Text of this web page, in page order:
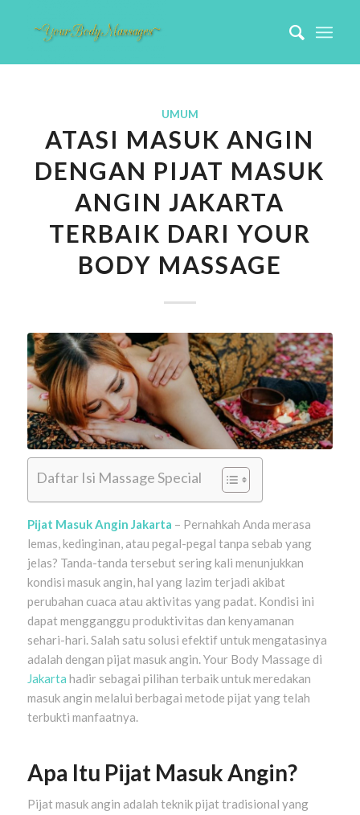
UMUM
ATASI MASUK ANGIN
DENGAN PIJAT MASUK
ANGIN JAKARTA
TERBAIK DARI YOUR
BODY MASSAGE
Daftar Isi Massage Special
Pijat Masuk Angin Jakarta – Pernahkah Anda merasa
lemas, kedinginan, atau pegal-pegal tanpa sebab yang
jelas? Tanda-tanda tersebut sering kali menunjukkan
kondisi masuk angin, hal yang lazim terjadi akibat
perubahan cuaca atau aktivitas yang padat. Kondisi ini
dapat mengganggu produktivitas dan kenyamanan
sehari-hari. Salah satu solusi efektif untuk mengatasinya
adalah dengan pijat masuk angin. Your Body Massage di
Jakarta hadir sebagai pilihan terbaik untuk meredakan
masuk angin melalui berbagai metode pijat yang telah
terbukti manfaatnya.
Apa Itu Pijat Masuk Angin?
Pijat masuk angin adalah teknik pijat tradisional yang